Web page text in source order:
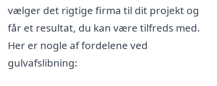
vælger det rigtige firma til dit projekt og
får et resultat, du kan være tilfreds med.
Her er nogle af fordelene ved
gulvafslibning: